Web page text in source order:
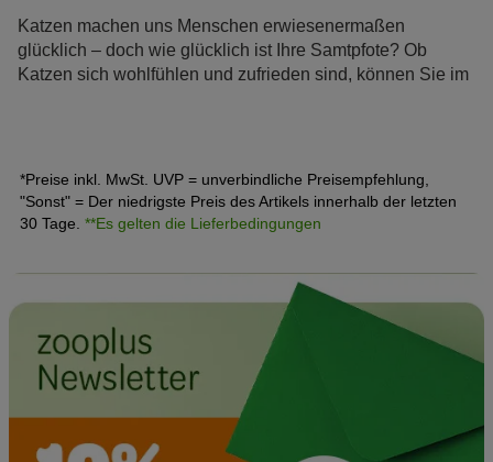
Katzen machen uns Menschen erwiesenermaßen
glücklich – doch wie glücklich ist Ihre Samtpfote? Ob
Katzen sich wohlfühlen und zufrieden sind, können Sie im
*Preise inkl. MwSt. UVP = unverbindliche Preisempfehlung,
"Sonst" = Der niedrigste Preis des Artikels innerhalb der letzten
30 Tage. **Es gelten die Lieferbedingungen